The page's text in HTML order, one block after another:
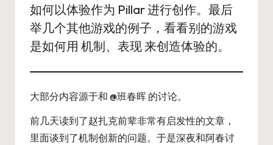
如何以体验作为 Pillar 进行创作。最后
举几个其他游戏的例子，看看别的游戏
是如何用 机制、表现 来创造体验的。
大部分内容源于和 @班春晖 的讨论。
前几天读到了赵扎克前辈非常有启发性的文章，
里面谈到了机制创新的问题。于是深夜和阿春讨